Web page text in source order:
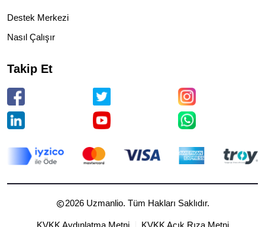
Destek Merkezi
Nasıl Çalışır
Takip Et
2026Uzmanlio. Tüm Hakları Saklıdır.